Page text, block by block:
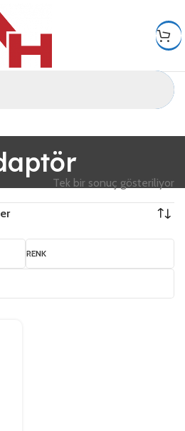
Tek bir sonuç gösteriliyor
RENK